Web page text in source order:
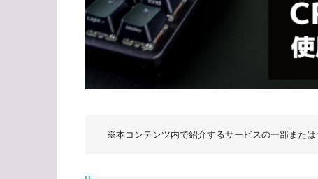
※本コンテンツ内で紹介するサービスの一部または